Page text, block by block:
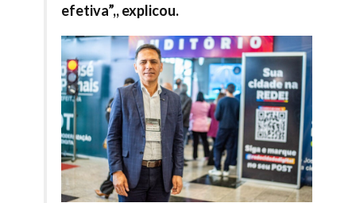
efetiva”,, explicou.